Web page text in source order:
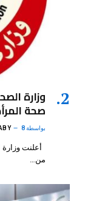
صحة
بواسطة8 أغسطس، 2026
من…